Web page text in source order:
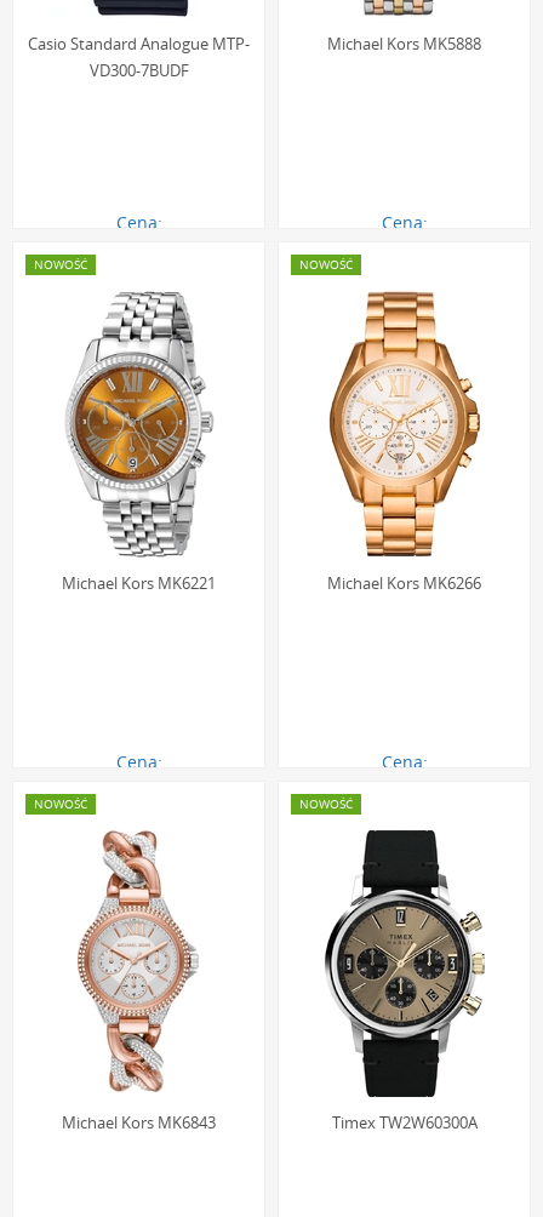
Casio Standard Analogue MTP-
VD300-7BUDF
Cena:
Michael Kors MK5888
Cena:
Michael Kors MK6221
Cena:
NOWOŚĆ
Michael Kors MK6266
Cena:
NOWOŚĆ
Michael Kors MK6843
NOWOŚĆ
Timex TW2W60300A
NOWOŚĆ